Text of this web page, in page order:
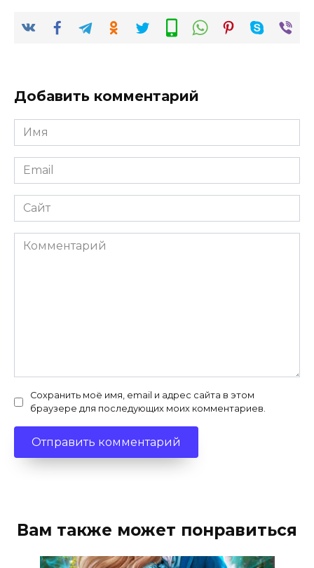
Добавить комментарий
Имя
*
Email
*
Сайт
Комментарий
Сохранить моё имя, email и адрес сайта в этом
браузере для последующих моих комментариев.
Вам также может понравиться